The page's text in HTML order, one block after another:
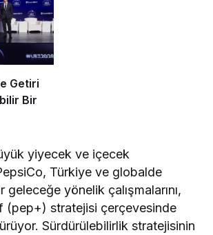
Getiri
Bir
yiyecek ve içecek
Türkiye ve globalde
yönelik çalışmalarını,
(pep+) stratejisi çerçevesinde
Sürdürülebilirlik stratejisinin